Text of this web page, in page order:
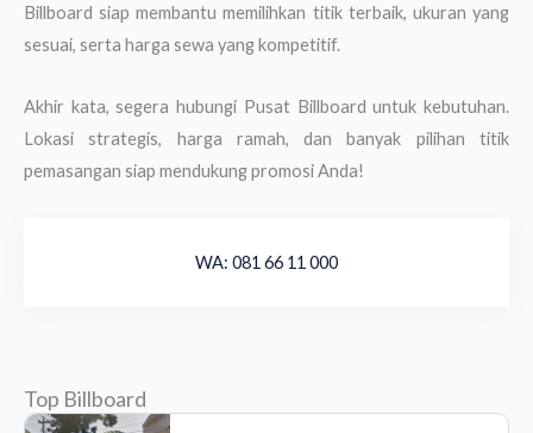
Billboard siap membantu memilihkan titik terbaik, ukuran yang
sesuai, serta harga sewa yang kompetitif.
Akhir kata, segera hubungi Pusat Billboard untuk kebutuhan.
Lokasi strategis, harga ramah, dan banyak pilihan titik
pemasangan siap mendukung promosi Anda!
WA: 081 66 11 000
Top Billboard